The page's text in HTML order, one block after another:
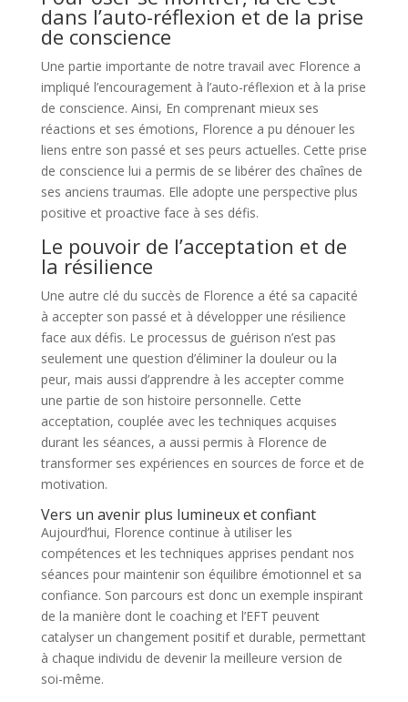
dans l’auto-réflexion et de la prise
de conscience
Une partie importante de notre travail avec Florence a
impliqué l’encouragement à l’auto-réflexion et à la prise
de conscience. Ainsi, En comprenant mieux ses
réactions et ses émotions, Florence a pu dénouer les
liens entre son passé et ses peurs actuelles. Cette prise
de conscience lui a permis de se libérer des chaînes de
ses anciens traumas. Elle adopte une perspective plus
positive et proactive face à ses défis.
Le pouvoir de l’acceptation et de
la résilience
Une autre clé du succès de Florence a été sa capacité
à accepter son passé et à développer une résilience
face aux défis. Le processus de guérison n’est pas
seulement une question d’éliminer la douleur ou la
peur, mais aussi d’apprendre à les accepter comme
une partie de son histoire personnelle. Cette
acceptation, couplée avec les techniques acquises
durant les séances, a aussi permis à Florence de
transformer ses expériences en sources de force et de
motivation.
Vers un avenir plus lumineux et confiant
Aujourd’hui, Florence continue à utiliser les
compétences et les techniques apprises pendant nos
séances pour maintenir son équilibre émotionnel et sa
confiance. Son parcours est donc un exemple inspirant
de la manière dont le coaching et l’EFT peuvent
catalyser un changement positif et durable, permettant
à chaque individu de devenir la meilleure version de
soi-même.